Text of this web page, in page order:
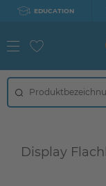
EDUCATION
Display